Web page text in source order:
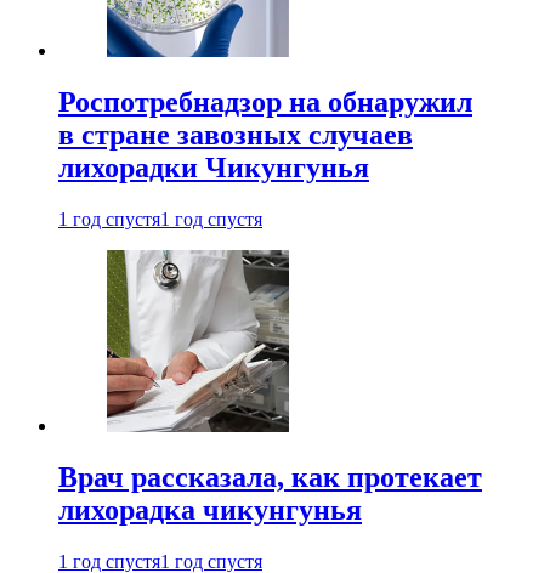
Роспотребнадзор на обнаружил
в стране завозных случаев
лихорадки Чикунгунья
1 год спустя1 год спустя
Врач рассказала, как протекает
лихорадка чикунгунья
1 год спустя1 год спустя